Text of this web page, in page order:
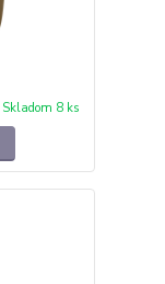
Skladom 8 ks